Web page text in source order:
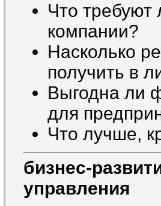
Что требуют
компании?
Насколько
получить в
Выгодна ли
для
Что лучше,
бизнес-
управления